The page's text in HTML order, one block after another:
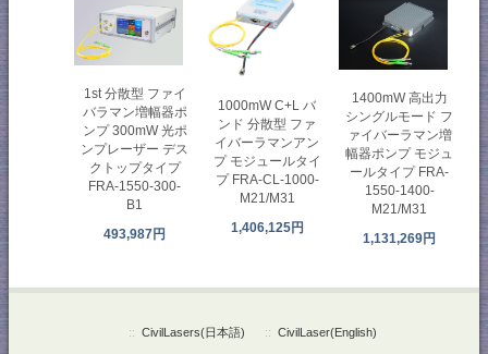
1st 分散型 ファイ
バラマン増幅器ポ
ンプ 300mW 光ポ
ンプレーザー デス
クトップタイプ
FRA-1550-300-
B1
493,987円
1000mW C+L バ
ンド 分散型 ファ
イバーラマンアン
プ モジュールタイ
プ FRA-CL-1000-
M21/M31
1,406,125円
1400mW 高出力
シングルモード フ
ァイバーラマン増
幅器ポンプ モジュ
ールタイプ FRA-
1550-1400-
M21/M31
1,131,269円
:: CivilLasers(日本語) :: CivilLaser(English)